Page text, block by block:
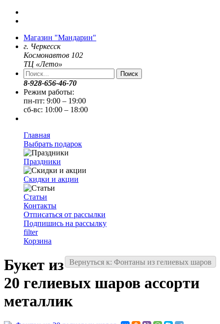
Магазин "Мандарин"
г. Черкесск
Космонавтов 102
ТЦ «Лето»
Поиск
8-928-656-46-70
Режим работы:
пн-пт: 9:00 – 19:00
сб-вс: 10:00 – 18:00
Главная
Выбрать подарок
Праздники
Скидки и акции
Статьи
Контакты
Отписаться от рассылки
Подпишись на рассылку
filter
Корзина
Вернуться к: Фонтаны из гелиевых шаров
Букет из
20 гелиевых шаров ассорти
металлик